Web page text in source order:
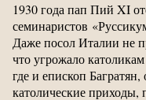
1930 года пап Пий XI
семинаристов
Даже посол Италии не
что угрожало
где и епископ
католические приходы,